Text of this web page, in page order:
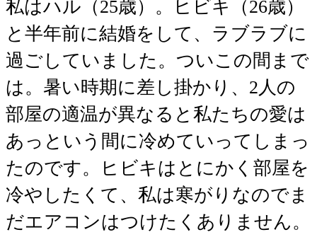
私はハル（25歳）。ヒビキ（26歳）
と半年前に結婚をして、ラブラブに
過ごしていました。ついこの間まで
は。暑い時期に差し掛かり、2人の
部屋の適温が異なると私たちの愛は
あっという間に冷めていってしまっ
たのです。ヒビキはとにかく部屋を
冷やしたくて、私は寒がりなのでま
だエアコンはつけたくありません。